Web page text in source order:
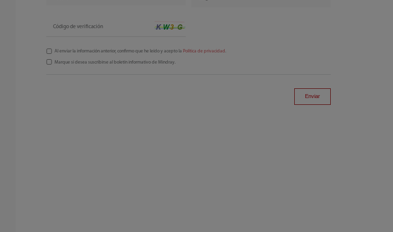
Código de verificación
Al enviar la información anterior, confirmo que he leído y acepto la Política de privacidad.
Marque si desea suscribirse al boletín informativo de Mindray.
Enviar